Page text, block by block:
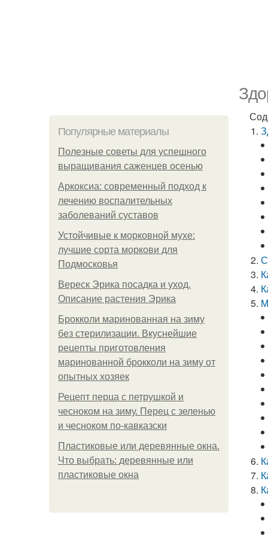
Популярные материалы
Полезные советы для успешного
выращивания саженцев осенью
Аркоксиа: современный подход к
лечению воспалительных
заболеваний суставов
Устойчивые к морковной мухе:
лучшие сорта моркови для
Подмосковья
Вереск Эрика посадка и уход.
Описание растения Эрика
Брокколи маринованная на зиму
без стерилизации. Вкуснейшие
рецепты приготовления
маринованной брокколи на зиму от
опытных хозяек
Рецепт перца с петрушкой и
чесноком на зиму. Перец с зеленью
и чесноком по-кавказски
Пластиковые или деревянные окна.
Что выбрать: деревянные или
пластиковые окна